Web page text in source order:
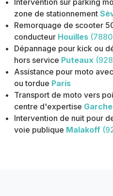
zone de stationnement
Remorquage de scooter
conducteur Houilles
Dépannage pour kick ou
hors service Puteaux
Assistance pour moto
ou tordue Paris
Transport de moto vers
centre d'expertise
Intervention de nuit pour
voie publique Malakoff